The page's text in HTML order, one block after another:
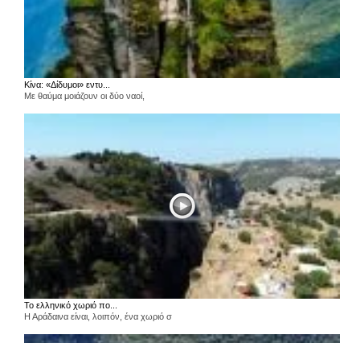
Κίνα: «Δίδυμοι» εντυ...
Με θαύμα μοιάζουν οι δύο ναοί,
Το ελληνικό χωριό πο...
Η Αράδαινα είναι, λοιπόν, ένα χωριό σ